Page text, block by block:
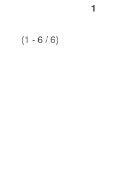
1
(1 - 6 / 6)